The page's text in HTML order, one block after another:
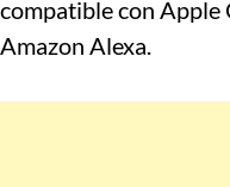
con Apple
Alexa.